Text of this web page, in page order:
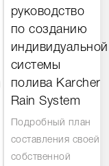
руководство
по созданию
индивидуальной
системы
полива Karcher
Rain System
Подробный план
составления своей
собственной